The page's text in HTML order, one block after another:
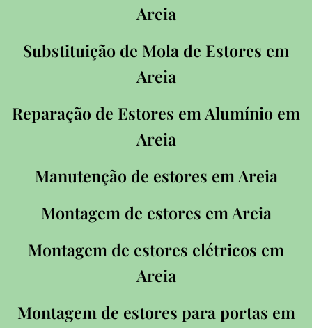
Areia
Substituição de Mola de Estores em
Areia
Reparação de Estores em Alumínio em
Areia
Manutenção de estores em Areia
Montagem de estores em Areia
Montagem de estores elétricos em
Areia
Montagem de estores para portas em